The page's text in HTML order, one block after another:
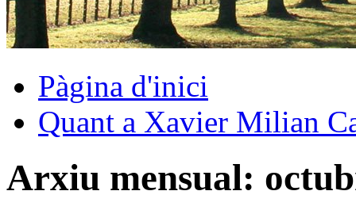
Pàgina d'inici
Quant a Xavier Milian
Arxiu mensual: